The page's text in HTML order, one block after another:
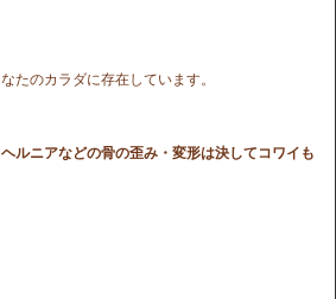
たのカラダに存在しています。
ルニアなどの骨の歪み・変形は決してコワイも